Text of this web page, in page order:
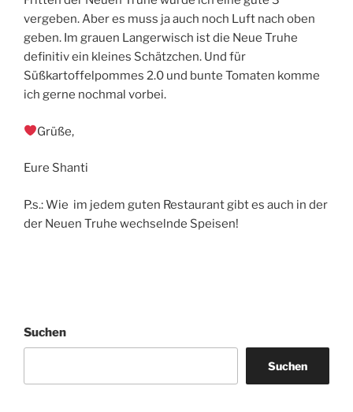
vergeben. Aber es muss ja auch noch Luft nach oben
geben. Im grauen Langerwisch ist die Neue Truhe
definitiv ein kleines Schätzchen. Und für
Süßkartoffelpommes 2.0 und bunte Tomaten komme
ich gerne nochmal vorbei.
Grüße,
Eure Shanti
P.s.: Wie im jedem guten Restaurant gibt es auch in der
der Neuen Truhe wechselnde Speisen!
Suchen
Suchen